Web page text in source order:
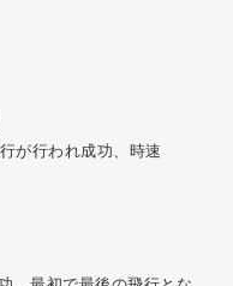
が行われ成功、時速